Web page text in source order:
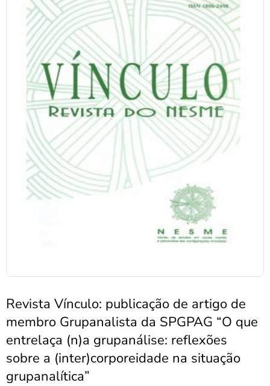
Revista Vínculo: publicação de artigo de
membro Grupanalista da SPGPAG “O que
entrelaça (n)a grupanálise: reflexões
sobre a (inter)corporeidade na situação
grupanalítica”